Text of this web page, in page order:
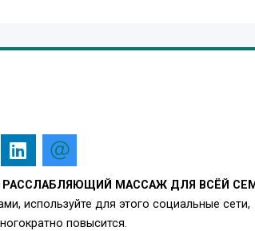
МАССАЖ ДЛЯ ВСЁЙ
используйте для этого социальные сети,
повысится.